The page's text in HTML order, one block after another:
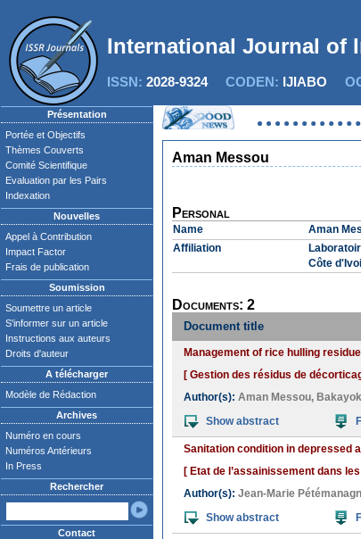
International Journal of
ISSN: 2028-9324CODEN: IJIABO
Présentation
Portée et Objectifs
Thèmes Couverts
Comité Scientifique
Evaluation par les Pairs
Indexation
Nouvelles
Appel à Contribution
Impact Factor
Frais de publication
Soumission
Soumettre un article
S'informer sur un article
Instructions aux auteurs
Droits d'auteur
A télécharger
Modèle de Rédaction
Archives
Numéro en cours
Numéros Antérieurs
In Press
Rechercher
Contact
Aman Messou
Personal
Name
Aman
Affiliation
Côte
Documents: 2
Document title
Management of rice hulling
[ Gestion des résidus de
Author(s): Aman Messou,
Show abstract
Sanitation condition in depressed
[ Etat de l’assainissement dans
Author(s): Jean-Marie
Show abstract